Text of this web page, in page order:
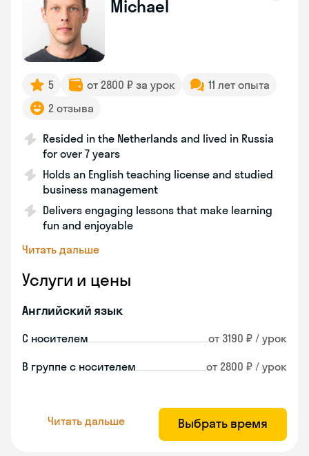
Michael
5 от 2800 ₽ за урок
11 лет опыта
2 отзыва
Resided in the Netherlands and lived in Russia
for over 7 years
Holds an English teaching license and studied
business management
Delivers engaging lessons that make learning
fun and enjoyable
Читать дальше
Услуги и цены
Английский язык
С носителем от 3190 ₽ / урок
В группе с носителем от 2800 ₽ / урок
Читать дальше Выбрать время